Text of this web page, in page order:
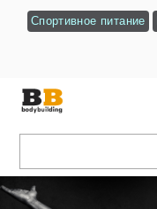
Спортивное питание